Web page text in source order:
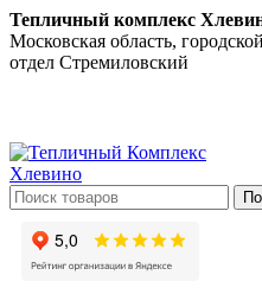
Тепличный комплекс
Московская область,
отдел Стремиловский